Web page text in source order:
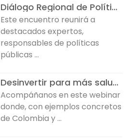
Diálogo Regional de Política sobre Desarrollo Infantil Temprano
Este encuentro reunirá a
destacados expertos,
responsables de políticas
públicas ...
Desinvertir para más salud: Reflexiones desde Colombia y República Dominicana
Acompáñanos en este webinar
donde, con ejemplos concretos
de Colombia y ...